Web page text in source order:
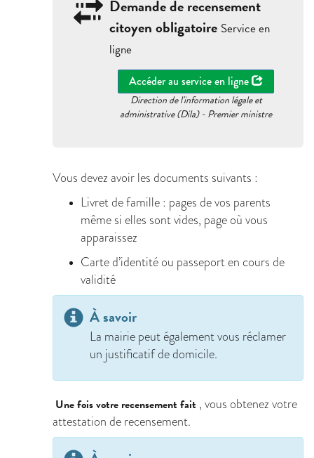
Demande de recensement
citoyen obligatoire Service en
ligne
Accéder au service en ligne
Direction de l'information légale et
administrative (Dila) - Premier ministre
Vous devez avoir les documents suivants :
Livret de famille : pages de vos parents
même si elles sont vides, page où vous
apparaissez
Carte d’identité ou passeport en cours de
validité
À savoir
La mairie peut également vous réclamer
un justificatif de domicile.
Une fois votre recensement fait , vous obtenez votre
attestation de recensement.